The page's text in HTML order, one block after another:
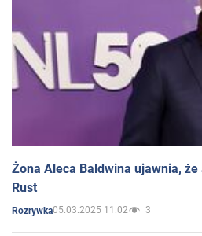
Żona Aleca Baldwina ujawnia,
Rust
Rozrywka05.03.2025 11:02 3